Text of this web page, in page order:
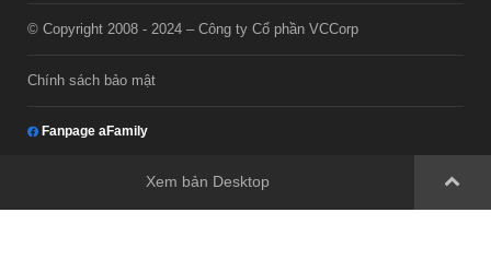
© Copyright 2008 - 2024 – Công ty Cổ phần VCCorp
Chính sách bảo mật
Fanpage aFamily
Xem bản Desktop